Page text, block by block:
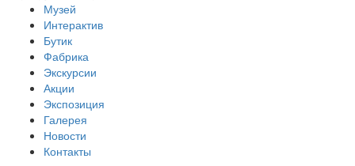
Музей
Интерактив
Бутик
Фабрика
Экскурсии
Акции
Экспозиция
Галерея
Новости
Контакты